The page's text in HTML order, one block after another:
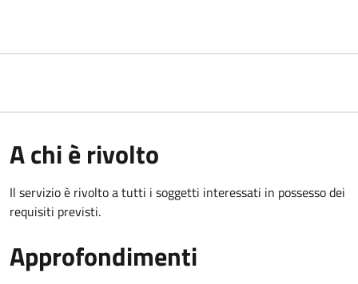
A chi è rivolto
Il servizio è rivolto a tutti i soggetti interessati in possesso dei
requisiti previsti.
Approfondimenti